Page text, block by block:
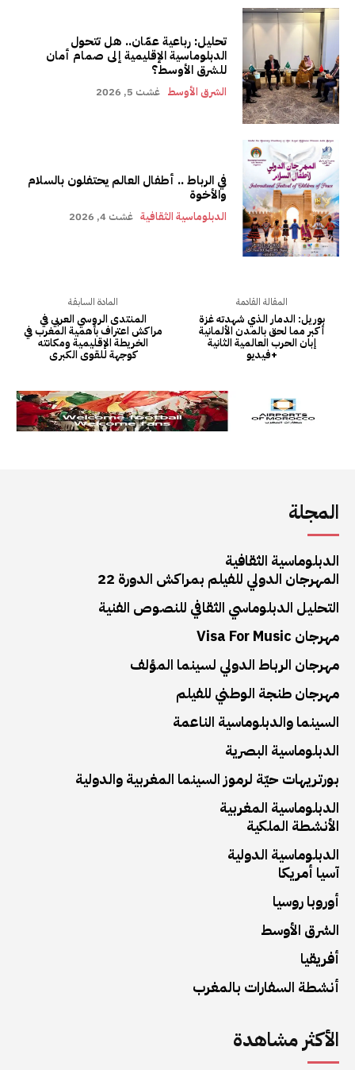
المجلة
الدبلوماسية الثقافية
المهرجان الدولي للفيلم بمراكش الدورة 22
التحليل الدبلوماسي الثقافي للنصوص الفنية
مهرجان Visa For Music
مهرجان الرباط الدولي لسينما المؤلف
مهرجان طنجة الوطني للفيلم
السينما والدبلوماسية الناعمة
الدبلوماسية البصرية
بورتريهات حيّة لرموز السينما المغربية والدولية
الدبلوماسية المغربية
الأنشطة الملكية
الدبلوماسية الدولية
آسيا أمريكا
أوروبا روسيا
الشرق الأوسط
أفريقيا
أنشطة السفارات بالمغرب
الأكثر مشاهدة